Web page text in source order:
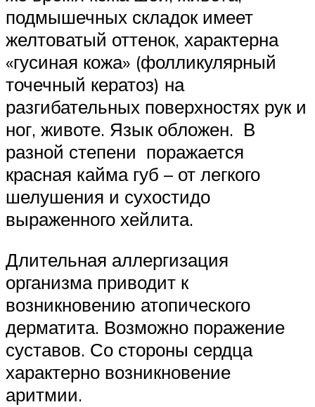
подмышечных складок имеет
желтоватый оттенок, характерна
«гусиная кожа» (фолликулярный
точечный кератоз) на
разгибательных поверхностях рук и
ног, животе. Язык обложен. В
разной степени поражается
красная кайма губ – от легкого
шелушения и сухостидо
выраженного хейлита.
Длительная аллергизация
организма приводит к
возникновению атопического
дерматита. Возможно поражение
суставов. Со стороны сердца
характерно возникновение
аритмии.